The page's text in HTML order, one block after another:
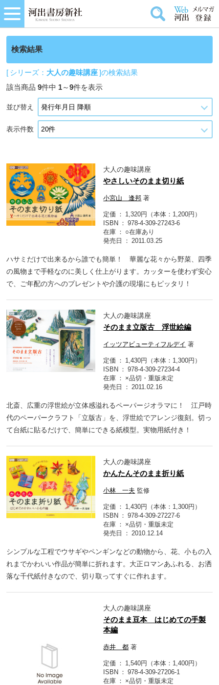
検索結果
[ シリーズ： 大人の趣味講座]の検索結果
該当商品9件中 1～9件を表示
並び替え
表示件数
大人の趣味講座
やさしいそのまま切り紙
小宮山 逢邦 著
定価
1,320円（本体：1,200円）
ISBN
978-4-309-27243-6
在庫
○在庫あり
発売日
2011.03.25
ハサミだけで出来るから誰でも簡単！ 華麗な花々から野菜、四季
の風物まで手軽なのに美しく仕上がります。カッターを使わず安心
で、ご年配の方へのプレゼントや介護の現場にもピッタリ！
大人の趣味講座
そのまま立版古 浮世絵編
イッツアビューティフルデイ 著
定価
1,430円（本体：1,300円）
ISBN
978-4-309-27234-4
在庫
×品切・重版未定
発売日
2011.02.16
北斎、広重の浮世絵が立体感溢れるペーパージオラマに！ 江戸時
代のペーパークラフト「立版古」を、浮世絵でアレンジ復刻。切っ
て台紙に貼るだけで、簡単にできる紙模型。実物用紙付き！
大人の趣味講座
かんたんそのまま折り紙
小林 一夫 監修
定価
1,430円（本体：1,300円）
ISBN
978-4-309-27227-6
在庫
×品切・重版未定
発売日
2010.12.14
シンプルな工程でウサギやペンギンなどの動物から、花、小もの入
れまでかわいい作品が簡単に折れます。大正ロマンあふれる、お洒
落な千代紙付きなので、切り取ってすぐに作れます。
大人の趣味講座
そのまま豆本 はじめての手製
本編
赤井 都 著
定価
1,540円（本体：1,400円）
ISBN
978-4-309-27206-1
在庫
×品切・重版未定